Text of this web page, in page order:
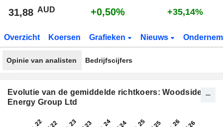
31,88 AUD +0,50% +35,14%
Overzicht Koersen Grafieken Nieuws
Opinie van analisten Bedrijfscijfers
Evolutie van de gemiddelde richtkoers: Woodside
Energy Group Ltd